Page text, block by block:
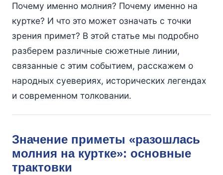
Почему именно молния? Почему именно на
куртке? И что это может означать с точки
зрения примет? В этой статье мы подробно
разберем различные сюжетные линии,
связанные с этим событием, расскажем о
народных суевериях, исторических легендах
и современном толковании.
Значение приметы «разошлась
молния на куртке»: основные
трактовки